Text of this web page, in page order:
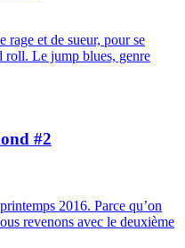
rage et de sueur, pour se
roll. Le jump blues, genre
#2
2016. Parce qu’on
revenons avec le deuxième